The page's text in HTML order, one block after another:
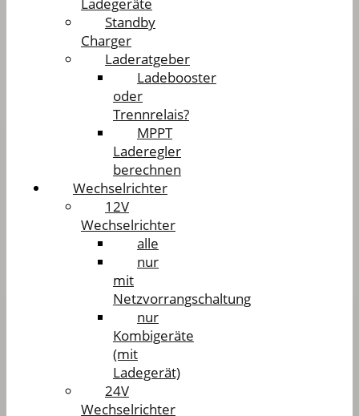
Standby
Charger
Laderatgeber
Ladebooster
oder
Trennrelais?
MPPT
Laderegler
berechnen
Wechselrichter
12V
Wechselrichter
alle
nur
mit
Netzvorrangschaltung
nur
Kombigeräte
(mit
Ladegerät)
24V
Wechselrichter